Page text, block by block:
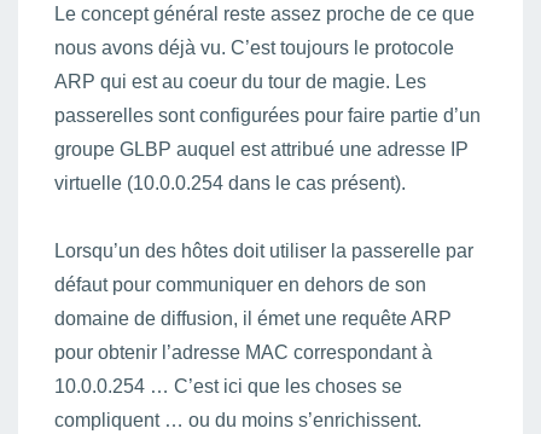
Le concept général reste assez proche de ce que
nous avons déjà vu. C’est toujours le protocole
ARP qui est au coeur du tour de magie. Les
passerelles sont configurées pour faire partie d’un
groupe GLBP auquel est attribué une adresse IP
virtuelle (10.0.0.254 dans le cas présent).
Lorsqu’un des hôtes doit utiliser la passerelle par
défaut pour communiquer en dehors de son
domaine de diffusion, il émet une requête ARP
pour obtenir l’adresse MAC correspondant à
10.0.0.254 … C’est ici que les choses se
compliquent … ou du moins s’enrichissent.